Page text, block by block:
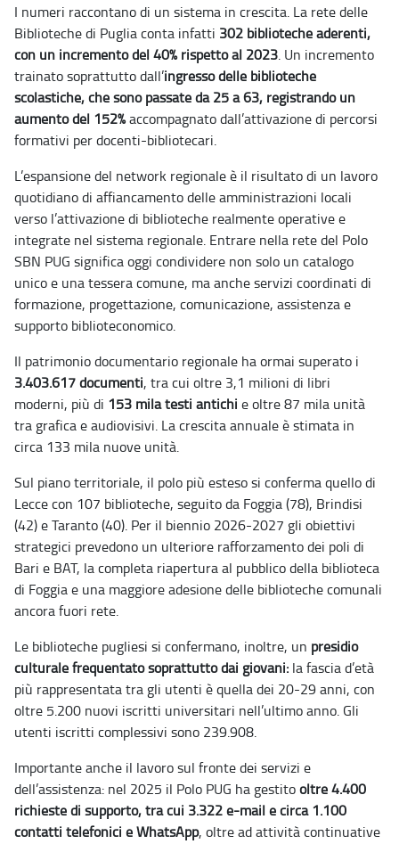
I numeri raccontano di un sistema in crescita. La rete delle
Biblioteche di Puglia conta infatti 302 biblioteche aderenti,
con un incremento del 40% rispetto al 2023. Un incremento
trainato soprattutto dall’ingressodelle biblioteche
scolastiche, che sono passate da 25 a 63, registrando un
aumento del 152%accompagnato dall’attivazione di percorsi
formativi per docenti-bibliotecari.
L’espansione del network regionale è il risultato di un lavoro
quotidiano di affiancamento delle amministrazioni locali
verso l’attivazione di biblioteche realmente operative e
integrate nel sistema regionale. Entrare nella rete del Polo
SBN PUG significa oggi condividere non solo un catalogo
unico e una tessera comune, ma anche servizi coordinati di
formazione, progettazione, comunicazione, assistenza e
supporto biblioteconomico.
Il patrimonio documentario regionale ha ormai superato i
3.403.617 documenti, tra cui oltre 3,1 milioni di libri
moderni, più di 153 mila testi antichi e oltre 87 mila unità
tra grafica e audiovisivi. La crescita annuale è stimata in
circa 133 mila nuove unità.
Sul piano territoriale, il polo più esteso si conferma quello di
Lecce con 107 biblioteche, seguito da Foggia (78), Brindisi
(42) e Taranto (40). Per il biennio 2026-2027 gli obiettivi
strategici prevedono un ulteriore rafforzamento dei poli di
Bari e BAT, la completa riapertura al pubblico della biblioteca
di Foggia e una maggiore adesione delle biblioteche comunali
ancora fuori rete.
Le biblioteche pugliesi si confermano, inoltre, un presidio
culturale frequentato soprattutto dai giovani: la fascia d’età
più rappresentata tra gli utenti è quella dei 20-29 anni, con
oltre 5.200 nuovi iscritti universitari nell’ultimo anno. Gli
utenti iscritti complessivi sono 239.908.
Importante anche il lavoro sul fronte dei servizi e
dell’assistenza: nel 2025 il Polo PUG ha gestitooltre 4.400
richieste di supporto, tra cui 3.322 e-mail e circa 1.100
contatti telefonici e WhatsApp, oltre ad attività continuative